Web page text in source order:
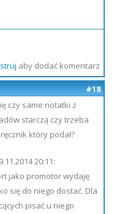
aby dodać komentarz
#18
czy same notatki z
starczą czy trzeba
który podał?
20:11:
jako promotor wydaję
się do niego dostać. Dla
pisać u niego